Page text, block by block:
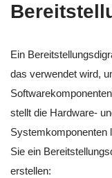
Ein
das verwendet wird,
stellt die Hardware-
Systemkomponenten
Sie ein
erstellen: